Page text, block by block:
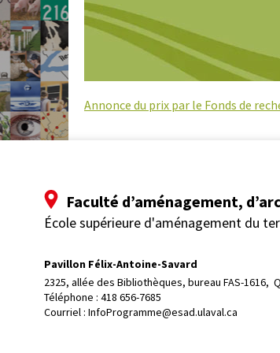
Annonce du prix par le Fonds de
Faculté d’aménagement,
École supérieure d'aménagement du
Pavillon Félix-Antoine-Savard
2325, allée des Bibliothèques, bureau FAS-1616,
Téléphone : 418 656-7685
Courriel : InfoProgramme@esad.ulaval.ca